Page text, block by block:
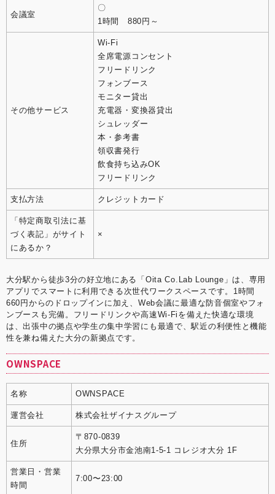
会議室
〇
1時間 880円～
その他サービス
Wi-Fi
全席電源コンセント
フリードリンク
フォンブース
モニター貸出
充電器・変換器貸出
シュレッダー
本・参考書
領収書発行
飲食持ち込みOK
フリードリンク
支払方法 クレジットカード
「特定商取引法に基
づく表記」がサイト
にあるか？
×
大分駅から徒歩3分の好立地にある「Oita Co.Lab Lounge」は、専用
アプリでスマートに利用できる次世代ワークスペースです。1時間
660円からのドロップインに加え、Web会議に最適な防音個室やフォ
ンブースも完備。フリードリンクや高速Wi-Fiを備えた快適な環境
は、出張中の拠点や学生の集中学習にも最適で、駅近の利便性と機能
性を兼ね備えた大分の新拠点です。
OWNSPACE
名称 OWNSPACE
運営会社 株式会社ザイナスグループ
住所
〒870-0839
大分県大分市金池南1-5-1 コレジオ大分 1F
営業日・営業
時間
7:00〜23:00